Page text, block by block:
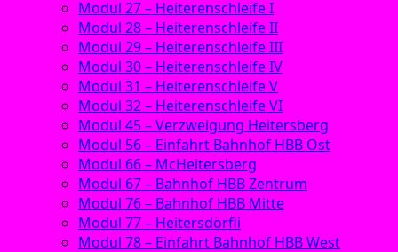
Modul 27 – Heiterenschleife I
Modul 28 – Heiterenschleife II
Modul 29 – Heiterenschleife III
Modul 30 – Heiterenschleife IV
Modul 31 – Heiterenschleife V
Modul 32 – Heiterenschleife VI
Modul 45 – Verzweigung Heitersberg
Modul 56 – Einfahrt Bahnhof HBB Ost
Modul 66 – McHeitersberg
Modul 67 – Bahnhof HBB Zentrum
Modul 76 – Bahnhof HBB Mitte
Modul 77 – Heitersdörfli
Modul 78 – Einfahrt Bahnhof HBB West